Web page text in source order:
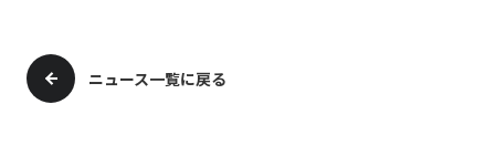
サービス
ニュース一覧に戻る